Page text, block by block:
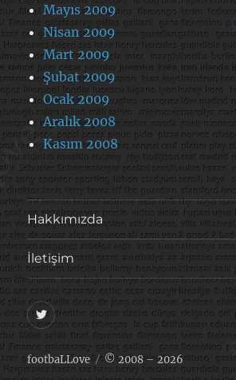
Mayıs 2009
Nisan 2009
Mart 2009
Şubat 2009
Ocak 2009
Aralık 2008
Kasım 2008
Hakkımızda
İletişim
@footballove
footbaLLove © 2008 – 2026